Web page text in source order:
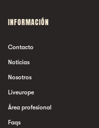
INFORMACIÓN
Contacto
Noticias
Nosotros
Liveurope
Área profesional
Faqs